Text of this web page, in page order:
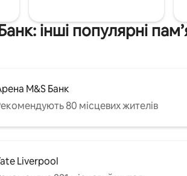
інші популярні
M&S Банк
80 місцевих жителів
Liverpool